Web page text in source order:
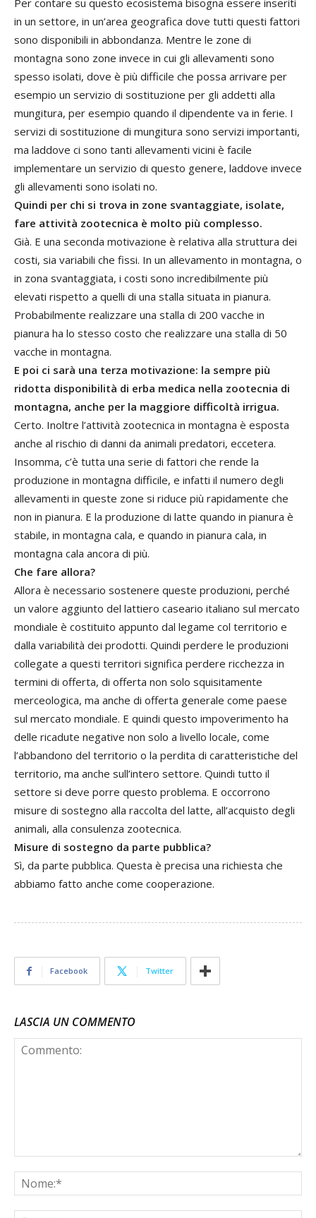
in un settore, in un’area geografica dove tutti questi fattori
sono disponibili in abbondanza. Mentre le zone di
montagna sono zone invece in cui gli allevamenti sono
spesso isolati, dove è più difficile che possa arrivare per
esempio un servizio di sostituzione per gli addetti alla
mungitura, per esempio quando il dipendente va in ferie. I
servizi di sostituzione di mungitura sono servizi importanti,
ma laddove ci sono tanti allevamenti vicini è facile
implementare un servizio di questo genere, laddove invece
gli allevamenti sono isolati no.
Quindi per chi si trova in zone svantaggiate, isolate,
fare attività zootecnica è molto più complesso.
Già. E una seconda motivazione è relativa alla struttura dei
costi, sia variabili che fissi. In un allevamento in montagna, o
in zona svantaggiata, i costi sono incredibilmente più
elevati rispetto a quelli di una stalla situata in pianura.
Probabilmente realizzare una stalla di 200 vacche in
pianura ha lo stesso costo che realizzare una stalla di 50
vacche in montagna.
E poi ci sarà una terza motivazione: la sempre più
ridotta disponibilità di erba medica nella zootecnia di
montagna, anche per la maggiore difficoltà irrigua.
Certo. Inoltre l’attività zootecnica in montagna è esposta
anche al rischio di danni da animali predatori, eccetera.
Insomma, c’è tutta una serie di fattori che rende la
produzione in montagna difficile, e infatti il numero degli
allevamenti in queste zone si riduce più rapidamente che
non in pianura. E la produzione di latte quando in pianura è
stabile, in montagna cala, e quando in pianura cala, in
montagna cala ancora di più.
Che fare allora?
Allora è necessario sostenere queste produzioni, perché
un valore aggiunto del lattiero caseario italiano sul mercato
mondiale è costituito appunto dal legame col territorio e
dalla variabilità dei prodotti. Quindi perdere le produzioni
collegate a questi territori significa perdere ricchezza in
termini di offerta, di offerta non solo squisitamente
merceologica, ma anche di offerta generale come paese
sul mercato mondiale. E quindi questo impoverimento ha
delle ricadute negative non solo a livello locale, come
l’abbandono del territorio o la perdita di caratteristiche del
territorio, ma anche sull’intero settore. Quindi tutto il
settore si deve porre questo problema. E occorrono
misure di sostegno alla raccolta del latte, all’acquisto degli
animali, alla consulenza zootecnica.
Misure di sostegno da parte pubblica?
Sì, da parte pubblica. Questa è precisa una richiesta che
abbiamo fatto anche come cooperazione.
Facebook Twitter
LASCIA UN COMMENTO